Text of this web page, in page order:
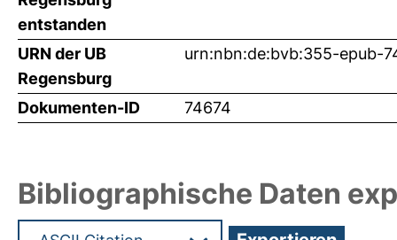
entstanden
URN der UB
Regensburg
urn:nbn:de:bvb:355-epub-
Dokumenten-ID 74674
Bibliographische Daten